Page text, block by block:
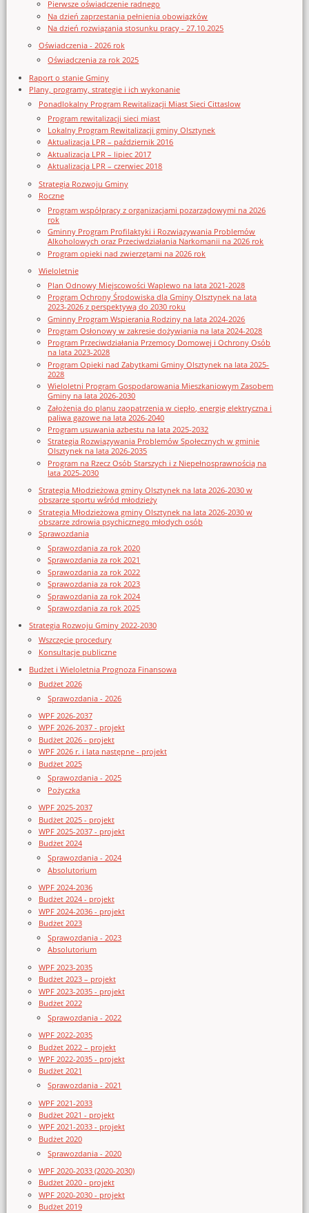
Pierwsze oświadczenie radnego
Na dzień zaprzestania pełnienia obowiązków
Na dzień rozwiązania stosunku pracy - 27.10.2025
Oświadczenia - 2026 rok
Oświadczenia za rok 2025
Raport o stanie Gminy
Plany, programy, strategie i ich wykonanie
Ponadlokalny Program Rewitalizacji Miast Sieci Cittaslow
Program rewitalizacji sieci miast
Lokalny Program Rewitalizacji gminy Olsztynek
Aktualizacja LPR – październik 2016
Aktualizacja LPR – lipiec 2017
Aktualizacja LPR – czerwiec 2018
Strategia Rozwoju Gminy
Roczne
Program współpracy z organizacjami pozarządowymi na 2026
rok
Gminny Program Profilaktyki i Rozwiązywania Problemów
Alkoholowych oraz Przeciwdziałania Narkomanii na 2026 rok
Program opieki nad zwierzętami na 2026 rok
Wieloletnie
Plan Odnowy Miejscowości Waplewo na lata 2021-2028
Program Ochrony Środowiska dla Gminy Olsztynek na lata
2023-2026 z perspektywą do 2030 roku
Gminny Program Wspierania Rodziny na lata 2024-2026
Program Osłonowy w zakresie dożywiania na lata 2024-2028
Program Przeciwdziałania Przemocy Domowej i Ochrony Osób
na lata 2023-2028
Program Opieki nad Zabytkami Gminy Olsztynek na lata 2025-
2028
Wieloletni Program Gospodarowania Mieszkaniowym Zasobem
Gminy na lata 2026-2030
Założenia do planu zaopatrzenia w ciepło, energię elektryczna i
paliwa gazowe na lata 2026-2040
Program usuwania azbestu na lata 2025-2032
Strategia Rozwiązywania Problemów Społecznych w gminie
Olsztynek na lata 2026-2035
Program na Rzecz Osób Starszych i z Niepełnosprawnością na
lata 2025-2030
Strategia Młodzieżowa gminy Olsztynek na lata 2026-2030 w
obszarze sportu wśród młodzieży
Strategia Młodzieżowa gminy Olsztynek na lata 2026-2030 w
obszarze zdrowia psychicznego młodych osób
Sprawozdania
Sprawozdania za rok 2020
Sprawozdania za rok 2021
Sprawozdania za rok 2022
Sprawozdania za rok 2023
Sprawozdania za rok 2024
Sprawozdania za rok 2025
Strategia Rozwoju Gminy 2022-2030
Wszczęcie procedury
Konsultacje publiczne
Budżet i Wieloletnia Prognoza Finansowa
Budżet 2026
Sprawozdania - 2026
WPF 2026-2037
WPF 2026-2037 - projekt
Budżet 2026 - projekt
WPF 2026 r. i lata następne - projekt
Budżet 2025
Sprawozdania - 2025
Pożyczka
WPF 2025-2037
Budżet 2025 - projekt
WPF 2025-2037 - projekt
Budżet 2024
Sprawozdania - 2024
Absolutorium
WPF 2024-2036
Budżet 2024 - projekt
WPF 2024-2036 - projekt
Budżet 2023
Sprawozdania - 2023
Absolutorium
WPF 2023-2035
Budżet 2023 – projekt
WPF 2023-2035 - projekt
Budżet 2022
Sprawozdania - 2022
WPF 2022-2035
Budżet 2022 – projekt
WPF 2022-2035 - projekt
Budżet 2021
Sprawozdania - 2021
WPF 2021-2033
Budżet 2021 - projekt
WPF 2021-2033 - projekt
Budżet 2020
Sprawozdania - 2020
WPF 2020-2033 (2020-2030)
Budżet 2020 - projekt
WPF 2020-2030 - projekt
Budżet 2019